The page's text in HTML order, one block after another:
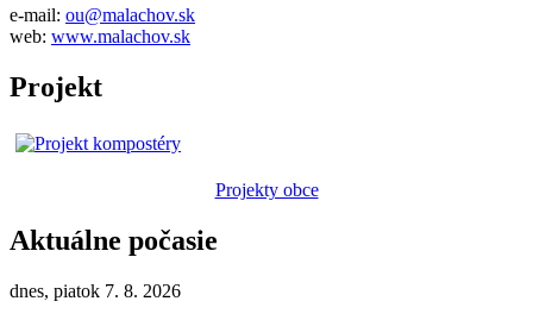
e-mail: ou@malachov.sk
web: www.malachov.sk
Projekt
Projekty obce
Aktuálne počasie
dnes, piatok 7. 8. 2026